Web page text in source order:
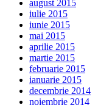
august 2015
iulie 2015
iunie 2015
mai 2015
aprilie 2015
martie 2015
februarie 2015
ianuarie 2015
decembrie 2014
noiembrie 2014